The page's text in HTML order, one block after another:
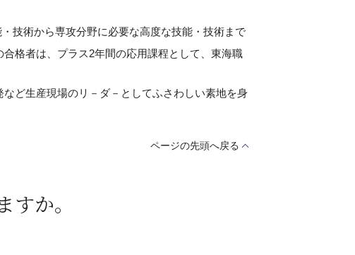
技術から専攻分野に必要な高度な技能・技術まで
格者は、プラス2年間の応用課程として、東海職
ど生産現場のリ－ダ－としてふさわしい素地を身
ページの先頭へ戻る
か。